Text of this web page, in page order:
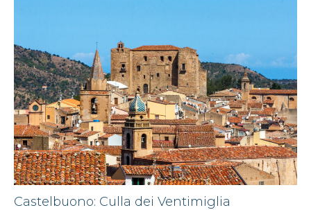
Castelbuono: Culla dei Ventimiglia